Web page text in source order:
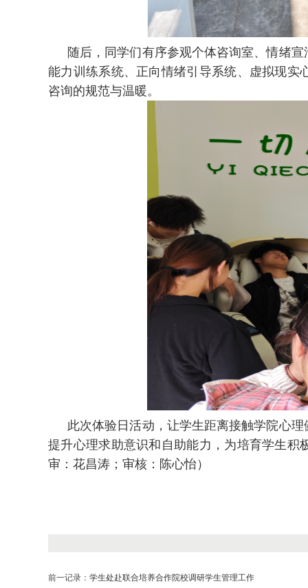
随后，同学们有序参观个体咨询室、情绪
能力训练系统、正向情绪引导系统、虚拟现
咨询的规范与温暖。
此次体验日活动，让学生距离接触学院心
提升心理求助意识和自助能力，为培育学生积
审：花昌涛；审核：陈心怡）
前一记录： 学生处赴联合培养合作院校调研学生管理工作